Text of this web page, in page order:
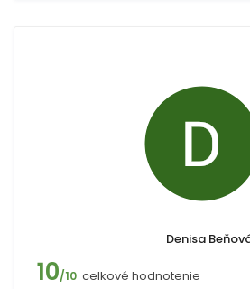
Denisa
10/10 celkové hodnotenie